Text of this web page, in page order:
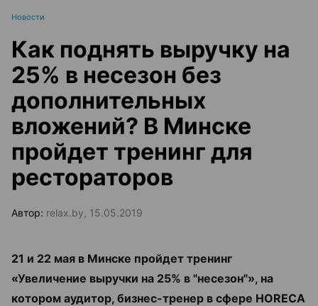
Новости
Как поднять выручку на
25% в несезон без
дополнительных
вложений? В Минске
пройдет тренинг для
рестораторов
Автор: relax.by, 15.05.2019
21 и 22 мая в Минске пройдет тренинг
«Увеличение выручки на 25% в "несезон"», на
котором аудитор, бизнес-тренер в сфере HORECA